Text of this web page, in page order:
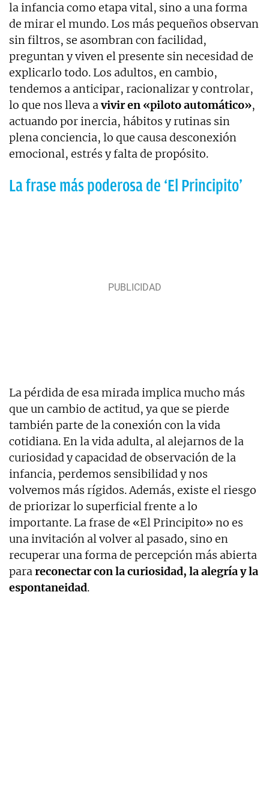
la infancia como etapa vital, sino a una forma
de mirar el mundo. Los más pequeños observan
sin filtros, se asombran con facilidad,
preguntan y viven el presente sin necesidad de
explicarlo todo. Los adultos, en cambio,
tendemos a anticipar, racionalizar y controlar,
lo que nos lleva avivir en «piloto automático»,
actuando por inercia, hábitos y rutinas sin
plena conciencia, lo que causa desconexión
emocional, estrés y falta de propósito.
La frase más poderosa de ‘El Principito’
La pérdida de esa mirada implica mucho más
que un cambio de actitud, ya que se pierde
también parte de la conexión con la vida
cotidiana. En la vida adulta, al alejarnos de la
curiosidad y capacidad de observación de la
infancia, perdemos sensibilidad y nos
volvemos más rígidos. Además, existe el riesgo
de priorizar lo superficial frente a lo
importante. La frase de «El Principito» no es
una invitación al volver al pasado, sino en
recuperar una forma de percepción más abierta
parareconectar con la curiosidad, la alegría y la
espontaneidad.